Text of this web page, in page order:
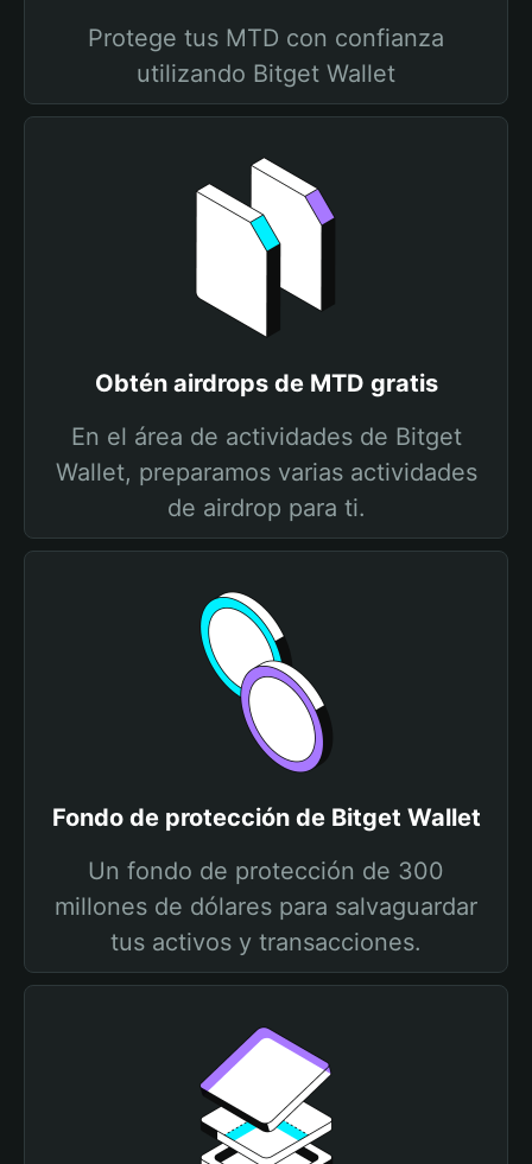
Protege tus MTD con confianza
utilizando Bitget Wallet
Obtén airdrops de MTD gratis
En el área de actividades de Bitget
Wallet, preparamos varias actividades
de airdrop para ti.
Fondo de protección de Bitget Wallet
Un fondo de protección de 300
millones de dólares para salvaguardar
tus activos y transacciones.